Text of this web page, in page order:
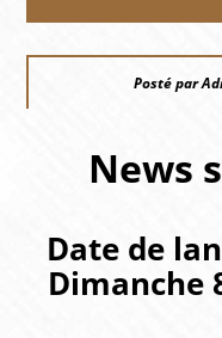
Posté par
News
Date de
Dimanche